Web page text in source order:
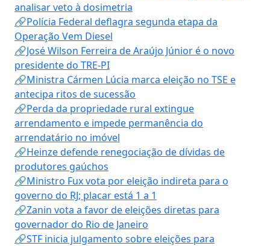
analisar veto à dosimetria
🔗Polícia Federal deflagra segunda etapa da
Operação Vem Diesel
🔗José Wilson Ferreira de Araújo Júnior é o novo
presidente do TRE-PI
🔗Ministra Cármen Lúcia marca eleição no TSE e
antecipa ritos de sucessão
🔗Perda da propriedade rural extingue
arrendamento e impede permanência do
arrendatário no imóvel
🔗Heinze defende renegociação de dívidas de
produtores gaúchos
🔗Ministro Fux vota por eleição indireta para o
governo do RJ; placar está 1 a 1
🔗Zanin vota a favor de eleições diretas para
governador do Rio de Janeiro
🔗STF inicia julgamento sobre eleições para